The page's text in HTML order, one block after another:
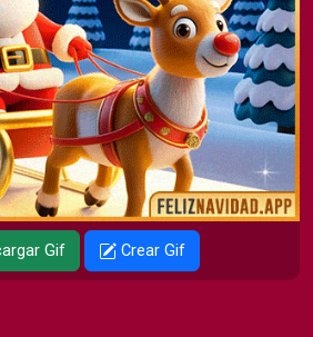
Gif Crear Gif